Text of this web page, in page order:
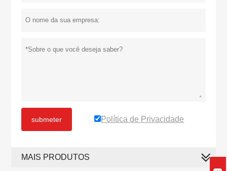
submeter Política de Privacidade
MAIS PRODUTOS